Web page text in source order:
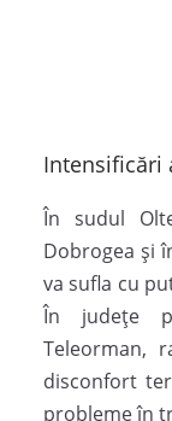
Intensificări
În sudul
Dobrogea și
va sufla cu
În județe
Teleorman,
disconfort
probleme în